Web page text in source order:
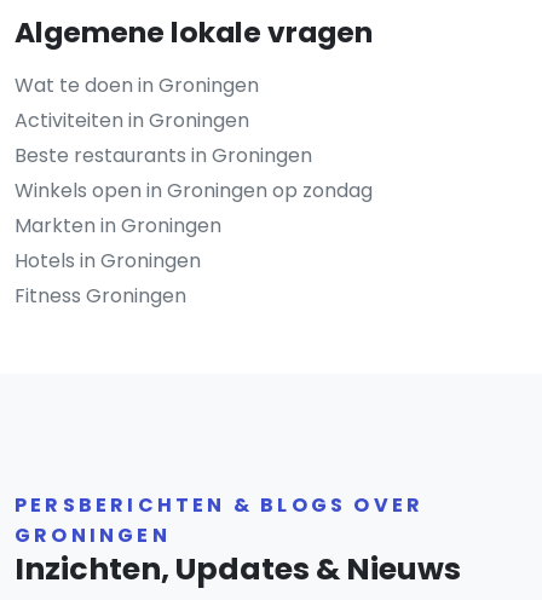
Algemene lokale vragen
Wat te doen in Groningen
Activiteiten in Groningen
Beste restaurants in Groningen
Winkels open in Groningen op zondag
Markten in Groningen
Hotels in Groningen
Fitness Groningen
PERSBERICHTEN & BLOGS OVER
GRONINGEN
Inzichten, Updates & Nieuws